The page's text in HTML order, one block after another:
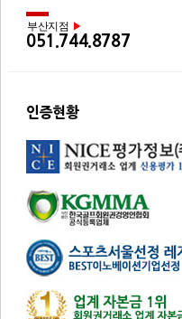
부산지점 ▶
051.744.8787
인증현황